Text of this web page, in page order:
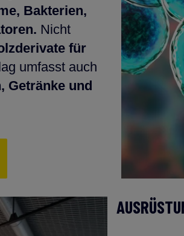
Bakterien,
Nicht
für
umfasst auch
Getränke und